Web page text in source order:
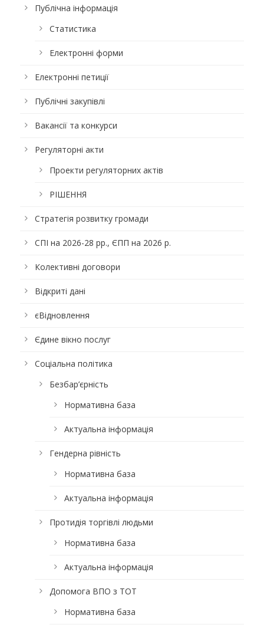
Публічна інформація
Статистика
Електронні форми
Електронні петиції
Публічні закупівлі
Вакансії та конкурси
Регуляторні акти
Проекти регуляторних актів
РІШЕННЯ
Стратегія розвитку громади
СПІ на 2026-28 рр., ЄПП на 2026 р.
Колективні договори
Відкриті дані
єВідновлення
Єдине вікно послуг
Соціальна політика
Безбар’єрність
Нормативна база
Актуальна інформація
Гендерна рівність
Нормативна база
Актуальна інформація
Протидія торгівлі людьми
Нормативна база
Актуальна інформація
Допомога ВПО з ТОТ
Нормативна база